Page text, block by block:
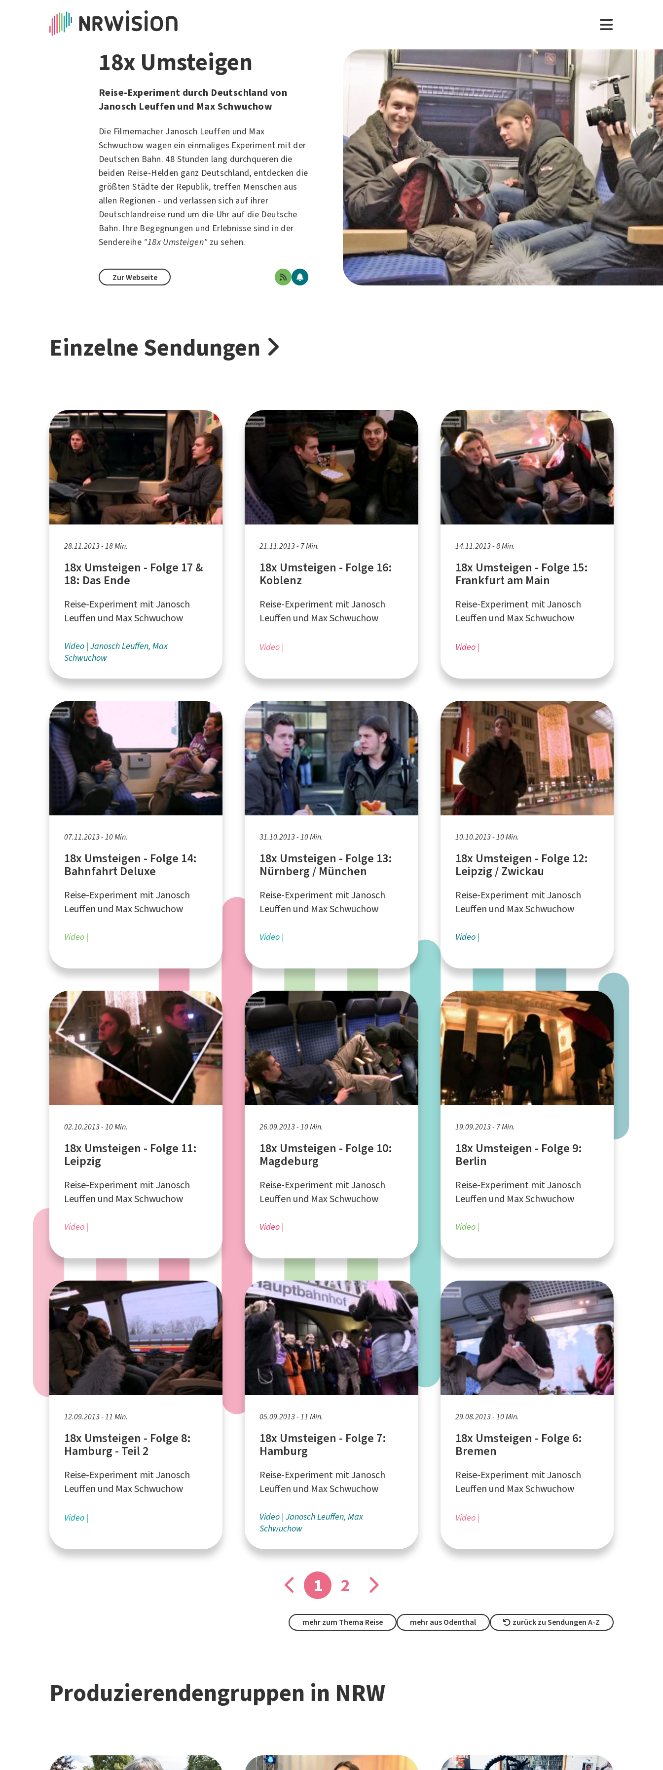
18x Umsteigen
Reise-Experiment durch Deutschland von
Janosch Leuffen und Max Schwuchow
Die Filmemacher Janosch Leuffen und Max
Schwuchow wagen ein einmaliges Experiment mit der
Deutschen Bahn. 48 Stunden lang durchqueren die
beiden Reise-Helden ganz Deutschland, entdecken die
größten Städte der Republik, treffen Menschen aus
allen Regionen - und verlassen sich auf ihrer
Deutschlandreise rund um die Uhr auf die Deutsche
Bahn. Ihre Begegnungen und Erlebnisse sind in der
Sendereihe "18x Umsteigen"zu sehen.
Zur Webseite
Einzelne Sendungen
28.11.2013 - 18 Min.
18x Umsteigen - Folge 17 &
18: Das Ende
Reise-Experiment mit Janosch
Leuffen und Max Schwuchow
Video Janosch Leuffen, Max
Schwuchow
21.11.2013 - 7 Min.
18x Umsteigen - Folge 16:
Koblenz
Reise-Experiment mit Janosch
Leuffen und Max Schwuchow
Video
14.11.2013 - 8 Min.
18x Umsteigen - Folge 15:
Frankfurt am Main
Reise-Experiment mit Janosch
Leuffen und Max Schwuchow
Video
07.11.2013 - 10 Min.
18x Umsteigen - Folge 14:
Bahnfahrt Deluxe
Reise-Experiment mit Janosch
Leuffen und Max Schwuchow
Video
31.10.2013 - 10 Min.
18x Umsteigen - Folge 13:
Nürnberg / München
Reise-Experiment mit Janosch
Leuffen und Max Schwuchow
Video
10.10.2013 - 10 Min.
18x Umsteigen - Folge 12:
Leipzig / Zwickau
Reise-Experiment mit Janosch
Leuffen und Max Schwuchow
Video
02.10.2013 - 10 Min.
18x Umsteigen - Folge 11:
Leipzig
Reise-Experiment mit Janosch
Leuffen und Max Schwuchow
Video
26.09.2013 - 10 Min.
18x Umsteigen - Folge 10:
Magdeburg
Reise-Experiment mit Janosch
Leuffen und Max Schwuchow
Video
19.09.2013 - 7 Min.
18x Umsteigen - Folge 9:
Berlin
Reise-Experiment mit Janosch
Leuffen und Max Schwuchow
Video
12.09.2013 - 11 Min.
18x Umsteigen - Folge 8:
Hamburg - Teil 2
Reise-Experiment mit Janosch
Leuffen und Max Schwuchow
Video
05.09.2013 - 11 Min.
18x Umsteigen - Folge 7:
Hamburg
Reise-Experiment mit Janosch
Leuffen und Max Schwuchow
Video Janosch Leuffen, Max
Schwuchow
29.08.2013 - 10 Min.
18x Umsteigen - Folge 6:
Bremen
Reise-Experiment mit Janosch
Leuffen und Max Schwuchow
Video
1 2
mehr zum Thema Reise mehr aus Odenthal zurück zu Sendungen A-Z
Produzierendengruppen in NRW